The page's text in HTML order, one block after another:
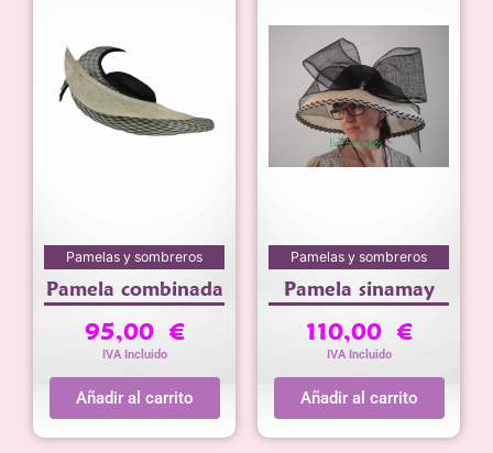
Pamelas y sombreros
Pamela combinada
95,00 €
IVA Incluido
Añadir al carrito
Pamelas y sombreros
Pamela sinamay
110,00 €
IVA Incluido
Añadir al carrito